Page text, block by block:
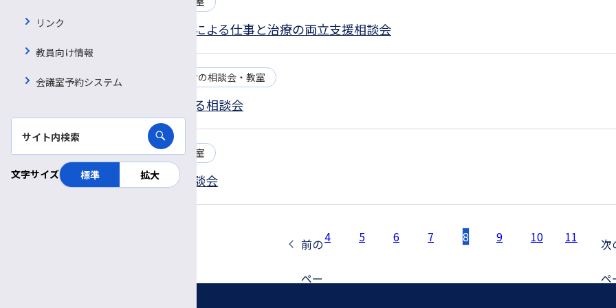
長野産業保健総合支援センターによる仕事と治療の両立支援相談会
2025.02.28 お知らせ 患者さん向けの相談会・教室
3/27（木）社会保険労務士による相談会
2025.02.28 患者さん向けの相談会・教室
ハローワーク松本による就職相談会
前の
ペー
4 5 6 7 8 9 10 11 次
ペ
リンク
教員向け情報
会議室予約システム
文字サイズ 標準 拡大